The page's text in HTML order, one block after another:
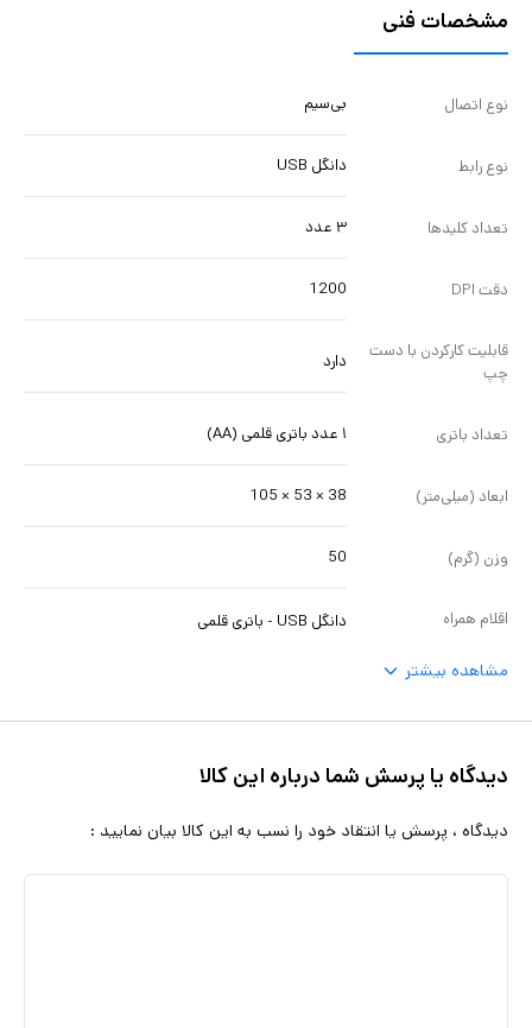
مشخصات فنی
نوع اتصال بی‌سیم
نوع رابط دانگل USB
تعداد کلیدها ۳ عدد
دقت DPI 1200
قابلیت کارکردن با دست
چپ
دارد
تعداد باتری ۱ عدد باتری قلمی (AA)
ابعاد (میلی‌متر) 38 × 53 × 105
وزن (گرم) 50
اقلام همراه دانگل USB - باتری قلمی
مشاهده بیشتر
دیدگاه یا پرسش شما درباره این کالا
دیدگاه ، پرسش یا انتقاد خود را نسب به این کالا بیان نمایید :